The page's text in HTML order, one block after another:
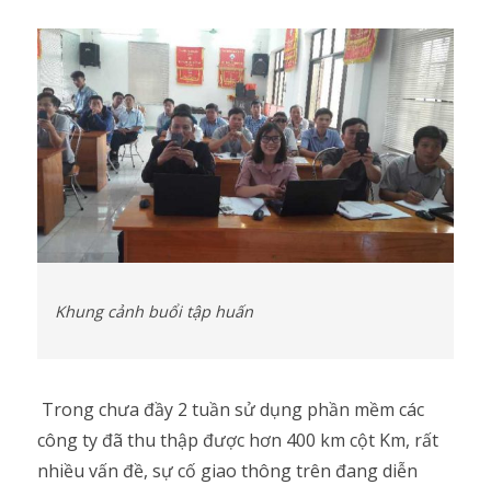
Khung cảnh buổi tập huấn
Trong chưa đầy 2 tuần sử dụng phần mềm các
công ty đã thu thập được hơn 400 km cột Km, rất
nhiều vấn đề, sự cố giao thôngtrên đang diễn